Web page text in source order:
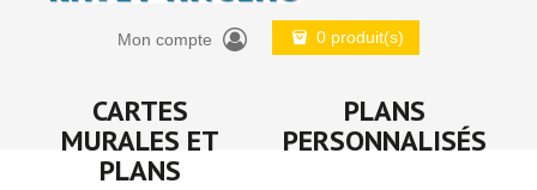
Mon compte 0 produit(s)
CARTES
MURALES ET
PLANS
PLANS
PERSONNALISÉS